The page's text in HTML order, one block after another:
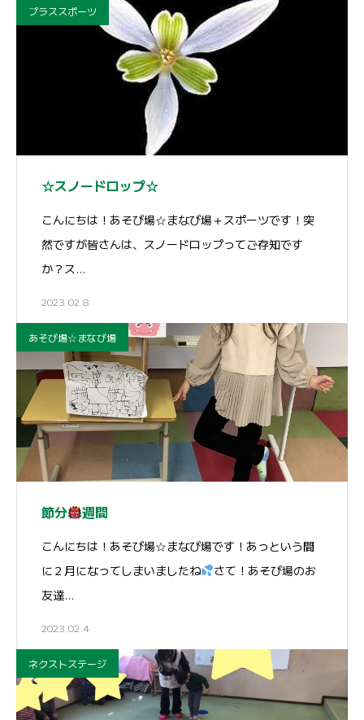
プラススポーツ
☆スノードロップ☆
こんにちは！あそび場☆まなび場＋スポーツです！突
然ですが皆さんは、スノードロップってご存知です
か？ス…
2023.02.8
あそび場☆まなび場
節分 週間
こんにちは！あそび場☆まなび場です！あっという間
に２月になってしまいましたね
さて！あそび場のお
友達…
2023.02.4
ネクストステージ